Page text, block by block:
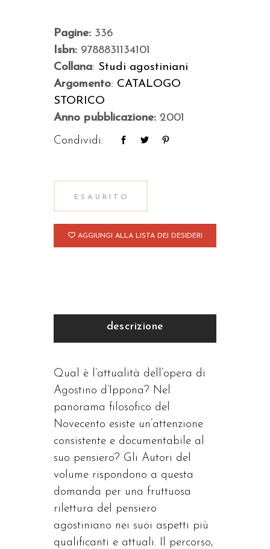
Pagine: 336
Isbn: 9788831134101
Collana: Studi agostiniani
Argomento: CATALOGO
STORICO
Anno pubblicazione: 2001
Condividi:
ESAURITO
AGGIUNGI ALLA LISTA DEI DESIDERI
descrizione
Qual è l’attualità dell’opera di
Agostino d’Ippona? Nel
panorama filosofico del
Novecento esiste un’attenzione
consistente e documentabile al
suo pensiero? Gli Autori del
volume rispondono a questa
domanda per una fruttuosa
rilettura del pensiero
agostiniano nei suoi aspetti più
qualificanti e attuali. Il percorso,